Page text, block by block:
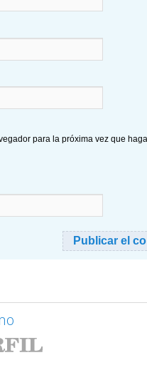
para la próxima vez que